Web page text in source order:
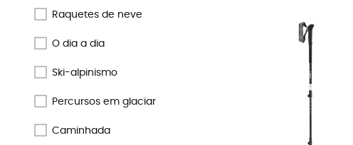
Raquetes de neve
O dia a dia
Ski-alpinismo
Percursos em glaciar
Caminhada